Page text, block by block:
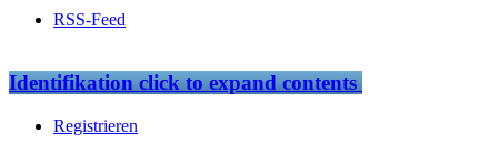
RSS-Feed
Identifikationclick to expand contents
Registrieren